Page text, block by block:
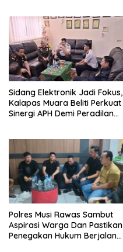
Sidang Elektronik Jadi Fokus,
Kalapas Muara Beliti Perkuat
Sinergi APH Demi Peradilan
Polres Musi Rawas Sambut
Aspirasi Warga Dan Pastikan
Penegakan Hukum Berjalan